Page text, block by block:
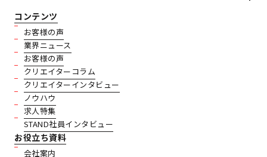
コンテンツ
お客様の声
業界ニュース
お客様の声
クリエイターコラム
クリエイターインタビュー
ノウハウ
求人特集
STAND社員インタビュー
お役立ち資料
会社案内